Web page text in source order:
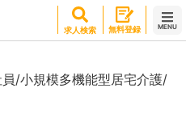
求人検索 無料登録 MENU
/小規模多機能型居宅介護/